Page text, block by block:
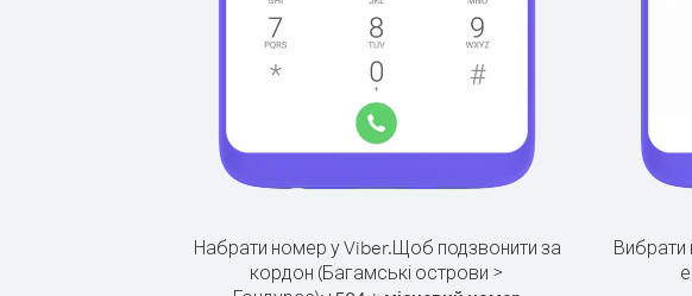
Набрати номер у Viber.Щоб подзвонити за
кордон (Багамські острови >
Вибрати